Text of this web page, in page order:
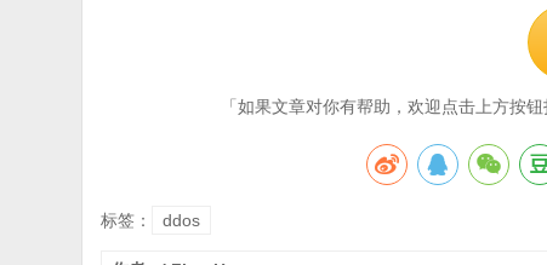
「如果文章对你有帮助，欢迎点击上方按
标签： ddos